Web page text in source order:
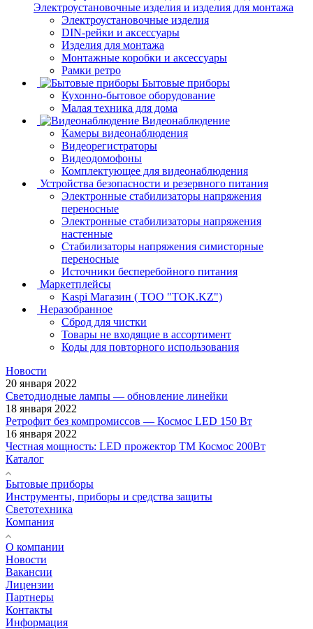
Электроустановочные изделия и изделия для монтажа
Электроустановочные изделия
DIN-рейки и аксессуары
Изделия для монтажа
Монтажные коробки и аксессуары
Рамки ретро
Бытовые приборы
Кухонно-бытовое оборудование
Малая техника для дома
Видеонаблюдение
Камеры видеонаблюдения
Видеорегистраторы
Видеодомофоны
Комплектующее для видеонаблюдения
Устройства безопасности и резервного питания
Электронные стабилизаторы напряжения
переносные
Электронные стабилизаторы напряжения
настенные
Стабилизаторы напряжения симисторные
переносные
Источники бесперебойного питания
Маркетплейсы
Kaspi Магазин ( ТОО "TOK.KZ")
Неразобранное
Сброд для чистки
Товары не входящие в ассортимент
Коды для повторного использования
Новости
20 января 2022
Светодиодные лампы — обновление линейки
18 января 2022
Ретрофит без компромиссов — Космос LED 150 Вт
16 января 2022
Честная мощность: LED прожектор ТМ Космос 200Вт
Каталог
Бытовые приборы
Инструменты, приборы и средства защиты
Светотехника
Компания
О компании
Новости
Вакансии
Лицензии
Партнеры
Контакты
Информация